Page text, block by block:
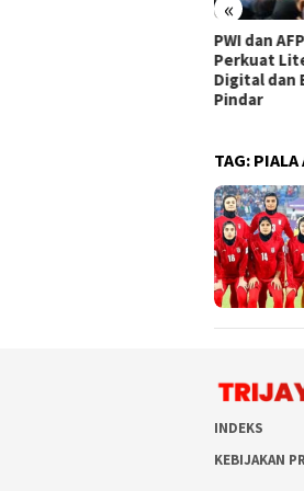
«
PWI dan
Perkuat
Digital dan
Pindar
TAG: PIALA
INDEKS
KEBIJAKAN